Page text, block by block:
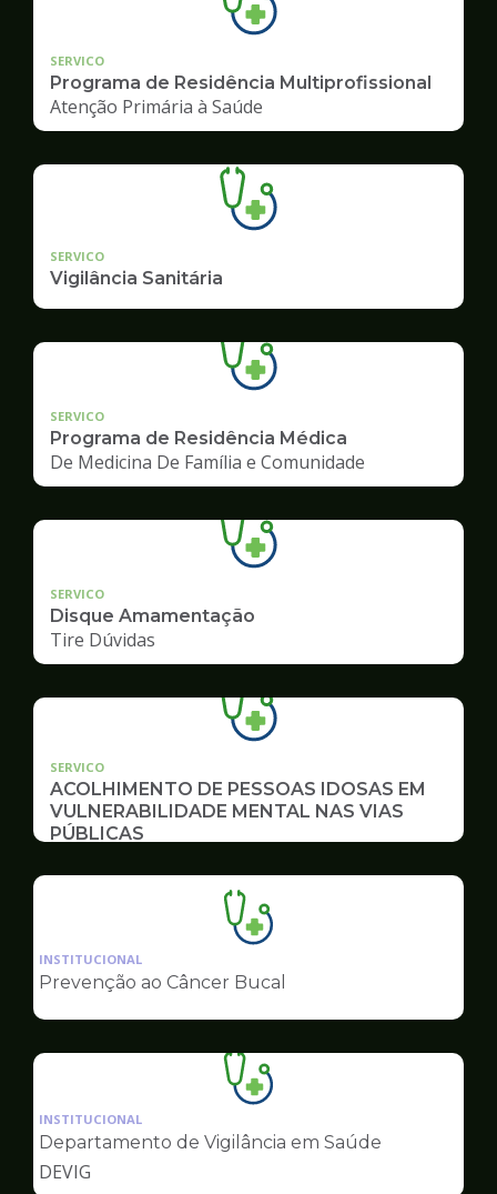
SERVICO
Programa de Residência Multiprofissional
Atenção Primária à Saúde
SERVICO
Vigilância Sanitária
SERVICO
Programa de Residência Médica
De Medicina De Família e Comunidade
SERVICO
Disque Amamentação
Tire Dúvidas
SERVICO
ACOLHIMENTO DE PESSOAS IDOSAS EM
VULNERABILIDADE MENTAL NAS VIAS
PÚBLICAS
Ilustração
da
pagina
Saúde
INSTITUCIONAL
Prevenção ao Câncer Bucal
Ilustração
da
pagina
INSTITUCIONAL
Departamento de Vigilância em Saúde
DEVIG